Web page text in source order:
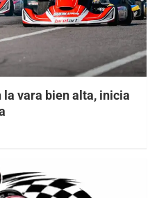
la vara bien alta, inicia